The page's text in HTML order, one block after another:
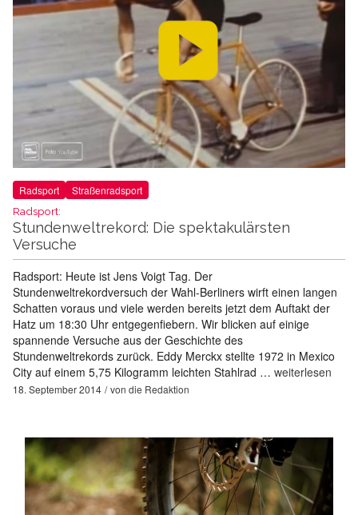
Radsport Straßenradsport
Radsport:
Stundenweltrekord: Die spektakulärsten
Versuche
Radsport: Heute ist Jens Voigt Tag. Der
Stundenweltrekordversuch der Wahl-Berliners wirft einen langen
Schatten voraus und viele werden bereits jetzt dem Auftakt der
Hatz um 18:30 Uhr entgegenfiebern. Wir blicken auf einige
spannende Versuche aus der Geschichte des
Stundenweltrekords zurück. Eddy Merckx stellte 1972 in Mexico
City auf einem 5,75 Kilogramm leichten Stahlrad … weiterlesen
18. September 2014 von die Redaktion